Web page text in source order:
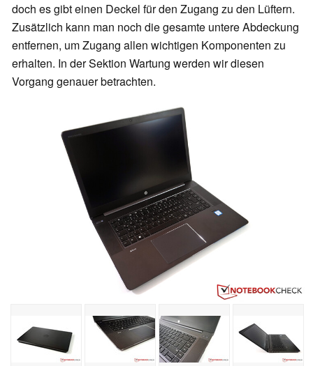
doch es gibt einen Deckel für den Zugang zu den Lüftern.
Zusätzlich kann man noch die gesamte untere Abdeckung
entfernen, um Zugang allen wichtigen Komponenten zu
erhalten. In der Sektion Wartung werden wir diesen
Vorgang genauer betrachten.